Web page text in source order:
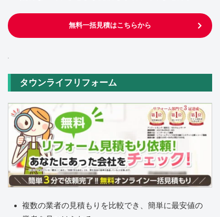
無料一括見積はこちらから
タウンライフリフォーム
複数の業者の見積もりを比較でき、簡単に最安値の